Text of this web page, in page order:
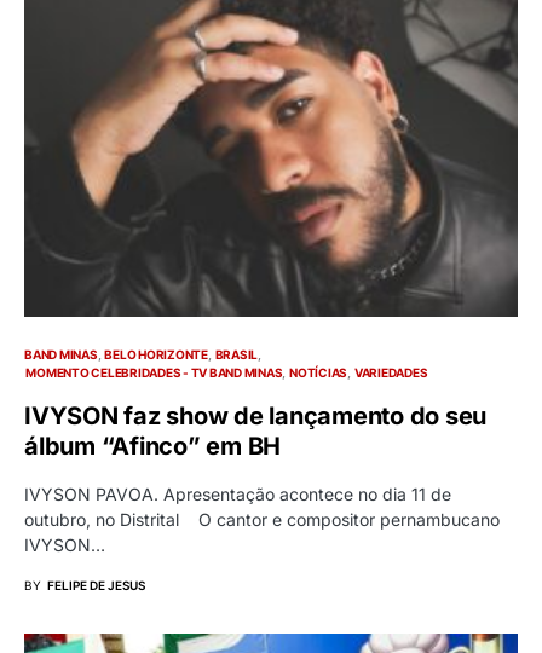
BAND MINAS BELO HORIZONTE BRASIL
MOMENTO CELEBRIDADES - TV BAND MINAS NOTÍCIAS VARIEDADES
IVYSON faz show de lançamento do seu
álbum “Afinco” em BH
IVYSON PAVOA. Apresentação acontece no dia 11 de
outubro, no Distrital O cantor e compositor pernambucano
IVYSON…
BY FELIPE DE JESUS